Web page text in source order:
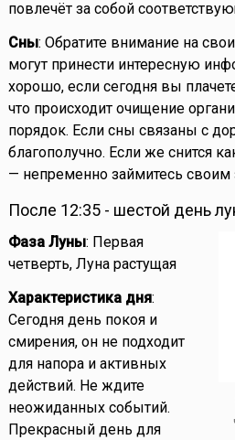
повлечёт за собой
Сны: Обратите внимание на
могут принести интересную
хорошо, если сегодня вы
что происходит очищение
порядок. Если сны связаны с
благополучно. Если же снится
— непременно займитесь своим
После 12:35 - шестой день
Фаза Луны: Первая
четверть, Луна растущая
Характеристика дня:
Сегодня день покоя и
смирения, он не подходит
для напора и активных
действий. Не ждите
неожиданных событий.
Прекрасный день для